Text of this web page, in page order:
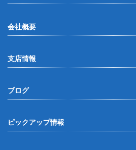
会社概要
支店情報
ブログ
ピックアップ情報